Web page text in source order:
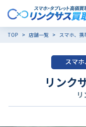
TOP 店舗一覧 スマホ、
スマ
リンク